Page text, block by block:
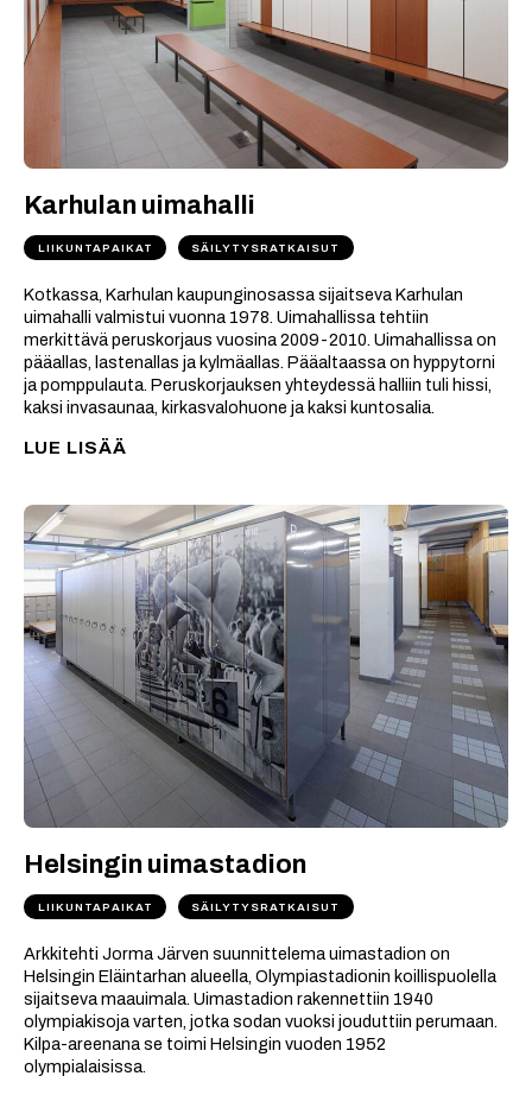
Karhulan uimahalli
LIIKUNTAPAIKAT SÄILYTYSRATKAISUT
Kotkassa, Karhulan kaupunginosassa sijaitseva Karhulan
uimahalli valmistui vuonna 1978. Uimahallissa tehtiin
merkittävä peruskorjaus vuosina 2009-2010. Uimahallissa on
pääallas, lastenallas ja kylmäallas. Pääaltaassa on hyppytorni
ja pomppulauta. Peruskorjauksen yhteydessä halliin tuli hissi,
kaksi invasaunaa, kirkasvalohuone ja kaksi kuntosalia.
LUE LISÄÄ
Helsingin uimastadion
LIIKUNTAPAIKAT SÄILYTYSRATKAISUT
Arkkitehti Jorma Järven suunnittelema uimastadion on
Helsingin Eläintarhan alueella, Olympiastadionin koillispuolella
sijaitseva maauimala. Uimastadion rakennettiin 1940
olympiakisoja varten, jotka sodan vuoksi jouduttiin perumaan.
Kilpa-areenana se toimi Helsingin vuoden 1952
olympialaisissa.